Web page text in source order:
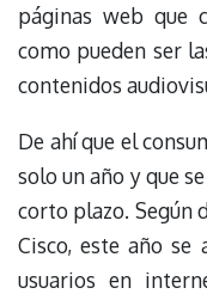
páginas web que
como pueden ser
contenidos
De ahí que el
solo un año y que
corto plazo. Según
Cisco, este año se
usuarios en